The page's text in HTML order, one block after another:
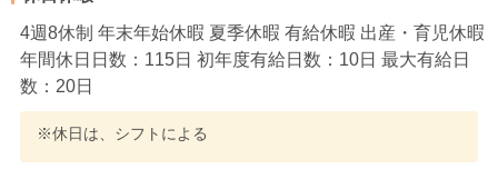
4週8休制 年末年始休暇 夏季休暇 有給休暇 出産・育児休暇
年間休日日数：115日 初年度有給日数：10日 最大有給日
数：20日
※休日は、シフトによる